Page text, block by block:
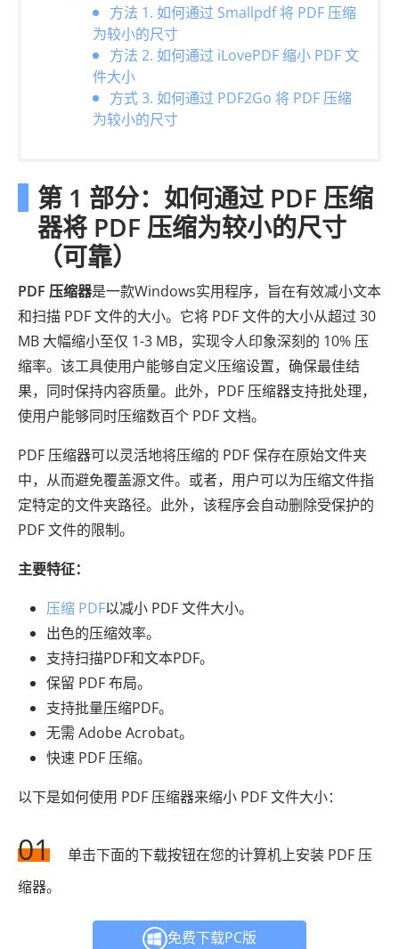
方法 1. 如何通过 Smallpdf 将 PDF 压缩
为较小的尺寸
方法 2. 如何通过 iLovePDF 缩小 PDF 文
件大小
方式 3. 如何通过 PDF2Go 将 PDF 压缩
为较小的尺寸
第 1 部分：如何通过 PDF 压缩
器将 PDF 压缩为较小的尺寸
（可靠）
PDF 压缩器是一款Windows实用程序，旨在有效减小文本
和扫描 PDF 文件的大小。它将 PDF 文件的大小从超过 30
MB 大幅缩小至仅 1-3 MB，实现令人印象深刻的 10% 压
缩率。该工具使用户能够自定义压缩设置，确保最佳结
果，同时保持内容质量。此外，PDF 压缩器支持批处理，
使用户能够同时压缩数百个 PDF 文档。
PDF 压缩器可以灵活地将压缩的 PDF 保存在原始文件夹
中，从而避免覆盖源文件。或者，用户可以为压缩文件指
定特定的文件夹路径。此外，该程序会自动删除受保护的
PDF 文件的限制。
主要特征：
压缩 PDF以减小 PDF 文件大小。
出色的压缩效率。
支持扫描PDF和文本PDF。
保留 PDF 布局。
支持批量压缩PDF。
无需 Adob​​e Acrobat。
快速 PDF 压缩。
以下是如何使用 PDF 压缩器来缩小 PDF 文件大小：
01
单击下面的下载按钮在您的计算机上安装 PDF 压
缩器。
免费下载PC版